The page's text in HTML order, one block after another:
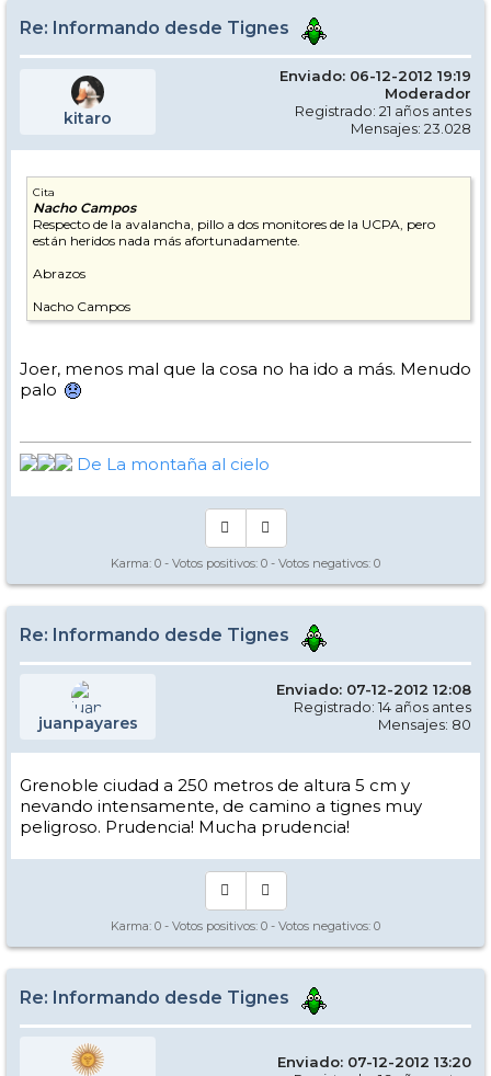
Re: Informando desde Tignes
kitaro
Enviado: 06-12-2012 19:19
Moderador
Registrado: 21 años antes
Mensajes: 23.028
Cita
Nacho Campos
Respecto de la avalancha, pillo a dos monitores de la UCPA, pero
están heridos nada más afortunadamente.
Abrazos
Nacho Campos
Joer, menos mal que la cosa no ha ido a más. Menudo
palo
De La montaña al cielo
Karma: 0 - Votos positivos: 0 - Votos negativos: 0
Re: Informando desde Tignes
juanpayares
Enviado: 07-12-2012 12:08
Registrado: 14 años antes
Mensajes: 80
Grenoble ciudad a 250 metros de altura 5 cm y
nevando intensamente, de camino a tignes muy
peligroso. Prudencia! Mucha prudencia!
Karma: 0 - Votos positivos: 0 - Votos negativos: 0
Re: Informando desde Tignes
Enviado: 07-12-2012 13:20